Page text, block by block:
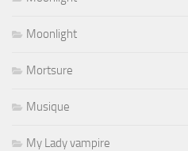
Moonlight
Mortsure
Musique
My Lady vampire